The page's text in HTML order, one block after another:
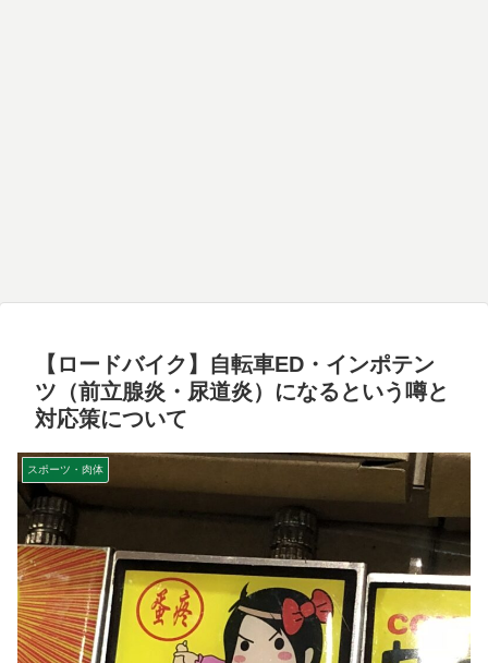
【ロードバイク】自転車ED・インポテン
ツ（前立腺炎・尿道炎）になるという噂と
対応策について
スポーツ・肉体